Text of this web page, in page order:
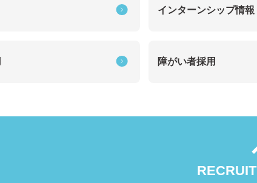
インターンシップ情報
障がい者採用
RECRUIT